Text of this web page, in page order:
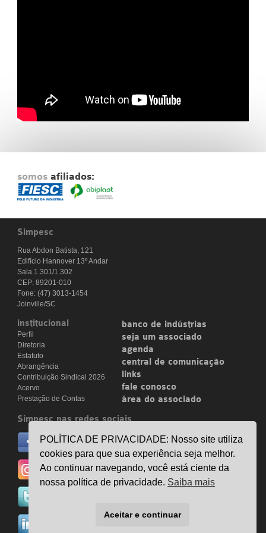
somos afiliados:
Simpesc
Rua Abdon Batista, 121
Edifício Hannover 13º Andar
Sala 1.301/1.302
CEP: 89201-010
Fone: (47) 3013-1454
Joinville/SC
institucional
Perfil
Diretoria
Estatuto
Abrangência
Contribuição Sindical 2026
Acervo
Prestação de Contas
banco de indústrias
seja um associado
agenda
central de comunicação
links
fale conosco
área do associado
Simpesc nas redes sociais
no facebook
/simpesc
no instagram
@simpescplasticos
POLÍTICA DE PRIVACIDADE: Nosso site utiliza
cookies para que sua experiência seja melhor.
Ao continuar navegando, você está ciente da
nossa política de privacidade. Saiba mais
Aceitar e continuar